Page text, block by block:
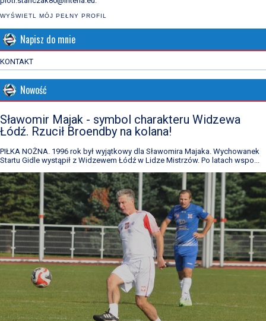
WYŚWIETL MÓJ PEŁNY PROFIL
Napisz do mnie
KONTAKT
Nowość
Sławomir Majak - symbol charakteru Widzewa
Łódź. Rzucił Broendby na kolana!
PIŁKA NOŻNA. 1996 rok był wyjątkowy dla Sławomira Majaka. Wychowanek
Startu Gidle wystąpił z Widzewem Łódź w Lidze Mistrzów. Po latach wspo...